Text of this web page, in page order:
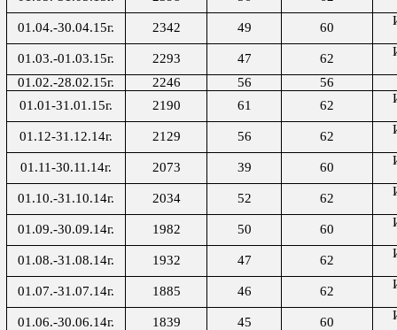
01.04.-30.04.15г. 2342 49 60
01.03.-01.03.15г. 2293 47 62
01.02.-28.02.15г. 2246 56
56
01.01-31.01.15г.
2190 61 62
01.12-31.12.14г. 2129 56 62
01.11-30.11.14г. 2073 39 60
01.10.-31.10.14г. 2034 52 62
01.09.-30.09.14г. 1982 50 60
01.08.-31.08.14г. 1932 47 62
01.07.-31.07.14г. 1885 46 62
01.06.-30.06.14г. 1839 45 60